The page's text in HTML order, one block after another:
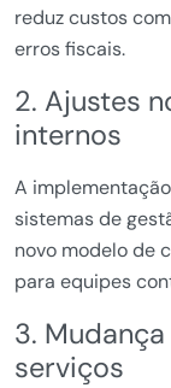
reduz custos
erros fiscais.
2. Ajustes
internos
A
sistemas de
novo modelo de
para equipes
3.
serviços